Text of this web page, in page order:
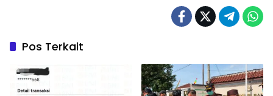
Pos Terkait